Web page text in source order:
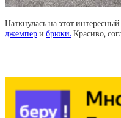
Наткнулась на этот
джемпери брюки. Красиво,